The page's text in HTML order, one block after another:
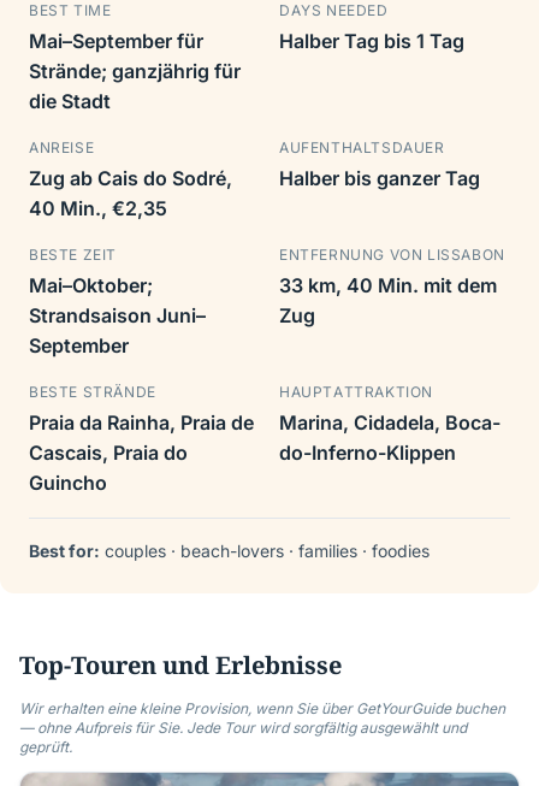
BEST TIME
Mai–September für
Strände; ganzjährig für
die Stadt
DAYS NEEDED
Halber Tag bis 1 Tag
ANREISE
Zug ab Cais do Sodré,
40 Min., €2,35
AUFENTHALTSDAUER
Halber bis ganzer Tag
BESTE ZEIT
Mai–Oktober;
Strandsaison Juni–
September
ENTFERNUNG VON LISSABON
33 km, 40 Min. mit dem
Zug
BESTE STRÄNDE
Praia da Rainha, Praia de
Cascais, Praia do
Guincho
HAUPTATTRAKTION
Marina, Cidadela, Boca-
do-Inferno-Klippen
Best for: couples · beach-lovers · families · foodies
Top-Touren und Erlebnisse
Wir erhalten eine kleine Provision, wenn Sie über GetYourGuide buchen
— ohne Aufpreis für Sie. Jede Tour wird sorgfältig ausgewählt und
geprüft.